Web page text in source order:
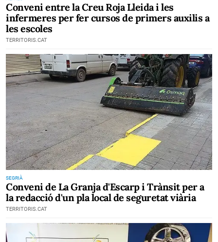
Conveni entre la Creu Roja Lleida i les
infermeres per fer cursos de primers auxilis a
les escoles
TERRITORIS.CAT
SEGRIÀ
Conveni de La Granja d'Escarp i Trànsit per a
la redacció d'un pla local de seguretat viària
TERRITORIS.CAT